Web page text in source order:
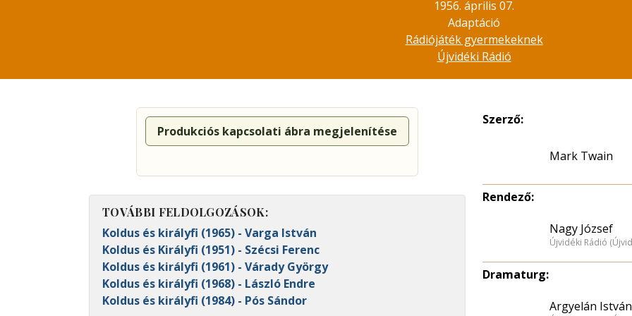
1956. április 07.
Adaptáció
Rádiójáték gyermekeknek
Újvidéki Rádió
Produkciós kapcsolati ábra megjelenítése
TOVÁBBI FELDOLGOZÁSOK:
Koldus és királyfi (1965) - Varga István
Koldus és Királyfi (1951) - Szécsi Ferenc
Koldus és királyfi (1961) - Várady György
Koldus és királyfi (1968) - László Endre
Koldus és királyfi (1984) - Pós Sándor
Szerző:
Mark Twain
Rendező:
Nagy József
Újvidéki Rádió
Dramaturg:
Argyelán István